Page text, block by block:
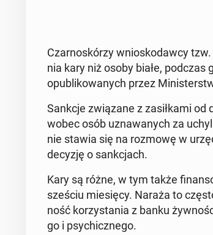
Czar­no­skó­rzy wnio­sko­daw­cy
nia kary niż osoby białe, podczas
opu­bli­ko­wa­nych przez
Sankcje zwią­za­ne z za­sił­ka­mi
wobec osób uzna­wa­nych za
nie stawia się na rozmowę w
decyzję o sank­cjach.
Kary są różne, w tym także
sześciu mie­się­cy. Naraża to
ność ko­rzy­sta­nia z banku
go i psy­chicz­ne­go.